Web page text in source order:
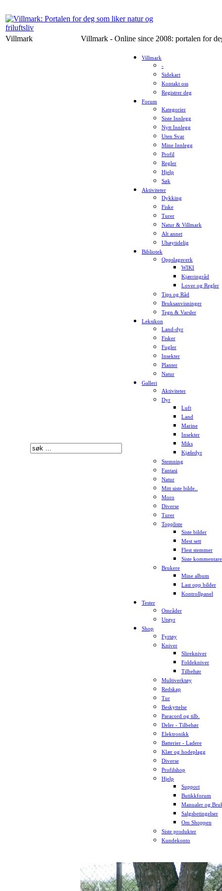
Villmark Villmark - Online since 2008: portalen for
Villmark
-
Sidekart
Kontakt oss
Registrer deg
Forum
Kategorier
Siste Innlegg
Nytt Innlegg
Uten Svar
Mine Innlegg
Profil
Regler
Hjelp
Søk
Aktiviteter
Dykking
Fiske
Turer
Natur & Villmark
Alt annet
Uhøytidelig
Bibliotek
Oppslagsverk
WIKI
Kjærringråd
Lover og Regler
Tips og Råd
Bruksanvisninger
Tegn & Varsler
Leksikon
Land-dyr
Fisker
Fugler
Insekter
Planter
Natur
Galleri
Aktiviteter
Dyr
Luft
Land
Marine
Insekter
Miks
Kjæledyr
Stemning
Fantasi
Natur
Mitt siste bilde..
Moro
Diverse
Turer
Toppliste
Siste bilder
Mest sett
Flest stemmer
Siste
Brukere
Mine album
Last opp bilder
Kontrollpanel
Tester
Områder
Utstyr
Shop
Fyrtøy
Kniver
Slirekniver
Foldekniver
Tilbehør
Multiverktøy
Redskap
Tur
Beskyttelse
Paracord og tilb.
Deler - Tilbehør
Elektronikk
Batterier - Ladere
Klær og hodeplagg
Diverse
Profilshop
Hjelp
Support
Butikkforum
Manualer og
Salgsbetingelser
Om Shoppen
Siste produkter
Kundekonto